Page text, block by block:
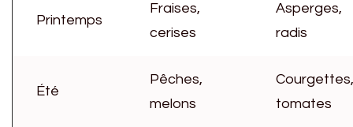
Printemps
Fraises,
cerises
Asperges,
radis
Été
Pêches,
melons
Courgettes,
tomates